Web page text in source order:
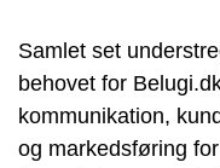
Samlet set
behovet for
kommunikation,
og markedsføring